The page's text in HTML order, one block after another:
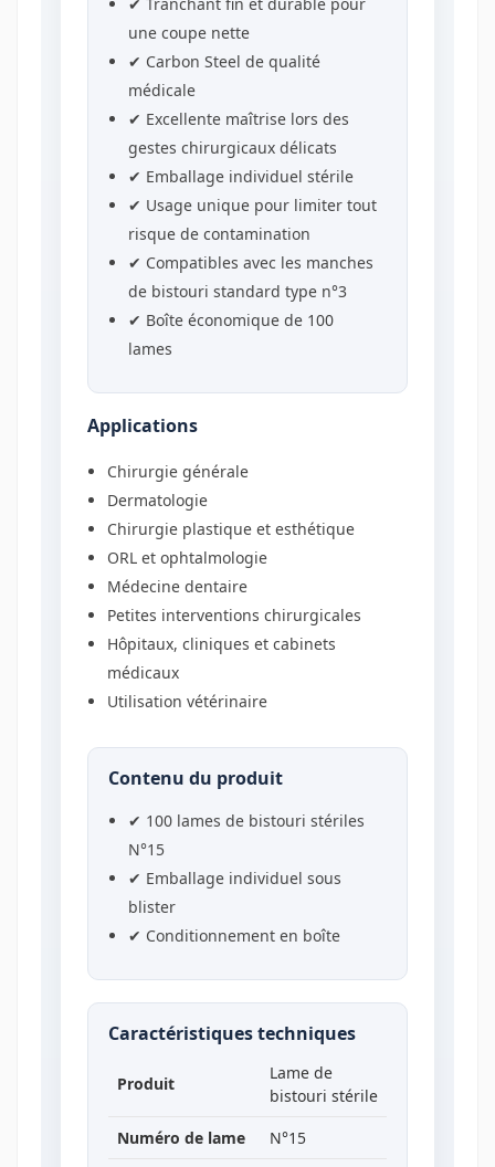
une coupe nette
✔ Carbon Steel de qualité
médicale
✔ Excellente maîtrise lors des
gestes chirurgicaux délicats
✔ Emballage individuel stérile
✔ Usage unique pour limiter tout
risque de contamination
✔ Compatibles avec les manches
de bistouri standard type n°3
✔ Boîte économique de 100
lames
Applications
Chirurgie générale
Dermatologie
Chirurgie plastique et esthétique
ORL et ophtalmologie
Médecine dentaire
Petites interventions chirurgicales
Hôpitaux, cliniques et cabinets
médicaux
Utilisation vétérinaire
Contenu du produit
✔ 100 lames de bistouri stériles
N°15
✔ Emballage individuel sous
blister
✔ Conditionnement en boîte
Caractéristiques techniques
Produit
Lame de
bistouri stérile
Numéro de lame
N°15